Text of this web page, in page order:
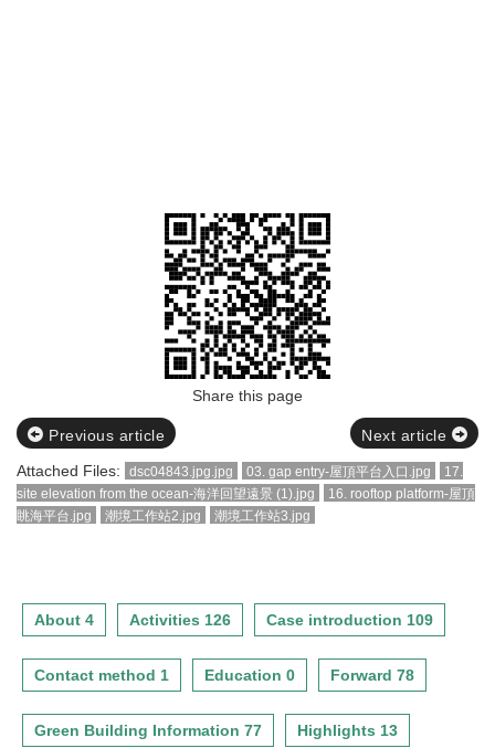
Share this page
Previous article
Next article
Attached Files:
dsc04843.jpg.jpg 03. gap entry-屋頂平台入口.jpg
17.
site elevation from the ocean-海洋回望遠景 (1).jpg
16. rooftop platform-屋頂
眺海平台.jpg
潮境工作站2.jpg 潮境工作站3.jpg
About 4 Activities 126 Case introduction 109
Contact method 1 Education 0 Forward 78
Green Building Information 77 Highlights 13